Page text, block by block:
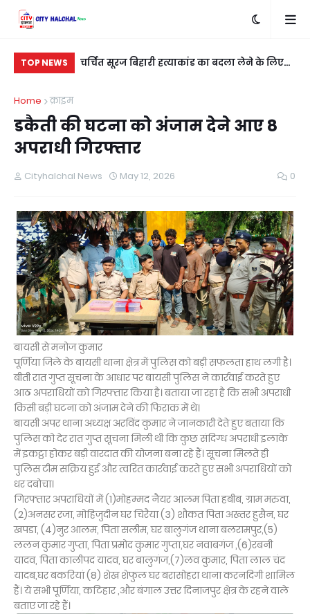
TOP NEWS
खेत से
चर्चित सूरज बिहारी हत्याकांड का बदला लेने के लिए
Home
क्राइम
डकैती की घटना को अंजाम देने आए 8
अपराधी गिरफ्तार
Cityhalchal News May 12, 2026 0
बायसी से मनोज कुमार
पूर्णिया जिले के बायसी थाना क्षेत्र में पुलिस को बड़ी सफलता हाथ लगी है।
बीती रात गुप्त सूचना के आधार पर बायसी पुलिस ने कार्रवाई करते हुए
आठ अपराधियों को गिरफ्तार किया है। बताया जा रहा है कि सभी अपराधी
किसी बड़ी घटना को अंजाम देने की फिराक में थे।
बायसी अपर थाना अध्यक्ष अरविंद कुमार ने जानकारी देते हुए बताया कि
पुलिस को देर रात गुप्त सूचना मिली थी कि कुछ संदिग्ध अपराधी इलाके
में इकट्ठा होकर बड़ी वारदात की योजना बना रहे हैं। सूचना मिलते ही
पुलिस टीम सक्रिय हुई और त्वरित कार्रवाई करते हुए सभी अपराधियों को
धर दबोचा।
गिरफ्तार अपराधियों में (1)मोहम्मद नैयर आलम पिता हबीब, ग्राम मरुवा,
(2)अनसर रजा, मोहिजुदीन घर चिरैया (3) शौकत पिता अख्तर हुसैन, घर
खपडा, (4)नुर आलम, पिता सलीम, घर बालुगंज थाना बलरामपुर,(5)
ललन कुमार गुप्ता, पिता प्रमोद कुमार गुप्ता,घर नवाबगंज ,(6)रबनी
यादव, पिता कालीपद यादव, घर बालुगंज,(7)लव कुमार, पिता लाल चंद
यादब,घर बकरियां (8) शेख शेफुल घर बरासोहरा थाना करनदिगी शामिल
हैं। ये सभी पूर्णिया, कटिहार ,और बंगाल उत्तर दिनाजपुर क्षेत्र के रहने वाले
बताए जा रहे हैं।